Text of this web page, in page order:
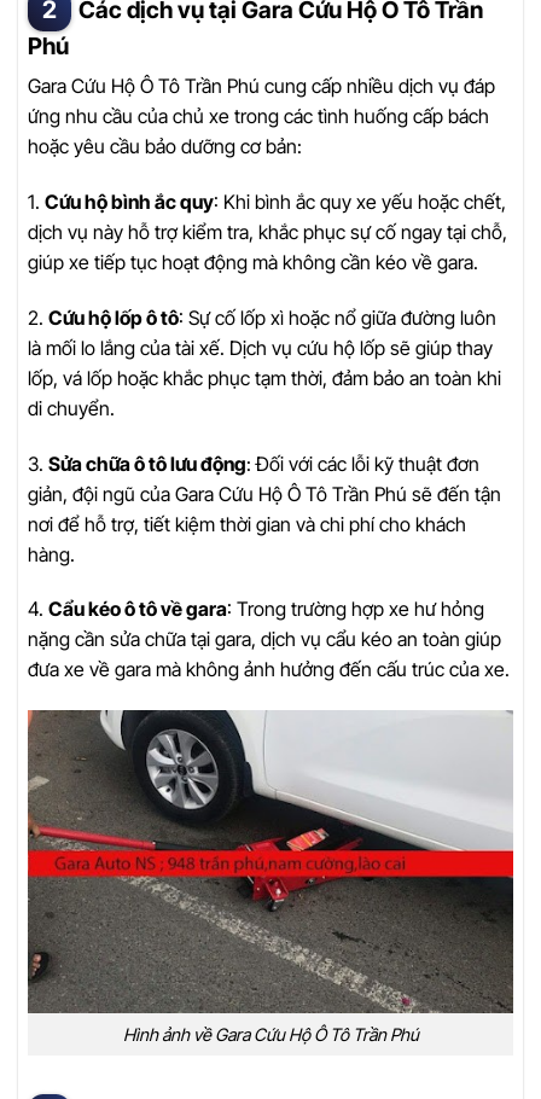
Các dịch vụ tại Gara Cứu Hộ Ô Tô Trần
Phú
Gara Cứu Hộ Ô Tô Trần Phú cung cấp nhiều dịch vụ đáp
ứng nhu cầu của chủ xe trong các tình huống cấp bách
hoặc yêu cầu bảo dưỡng cơ bản:
1. Cứu hộ bình ắc quy: Khi bình ắc quy xe yếu hoặc chết,
dịch vụ này hỗ trợ kiểm tra, khắc phục sự cố ngay tại chỗ,
giúp xe tiếp tục hoạt động mà không cần kéo về gara.
2. Cứu hộ lốp ô tô: Sự cố lốp xì hoặc nổ giữa đường luôn
là mối lo lắng của tài xế. Dịch vụ cứu hộ lốp sẽ giúp thay
lốp, vá lốp hoặc khắc phục tạm thời, đảm bảo an toàn khi
di chuyển.
3. Sửa chữa ô tô lưu động: Đối với các lỗi kỹ thuật đơn
giản, đội ngũ của Gara Cứu Hộ Ô Tô Trần Phú sẽ đến tận
nơi để hỗ trợ, tiết kiệm thời gian và chi phí cho khách
hàng.
4. Cẩu kéo ô tô về gara: Trong trường hợp xe hư hỏng
nặng cần sửa chữa tại gara, dịch vụ cẩu kéo an toàn giúp
đưa xe về gara mà không ảnh hưởng đến cấu trúc của xe.
Hình ảnh về Gara Cứu Hộ Ô Tô Trần Phú